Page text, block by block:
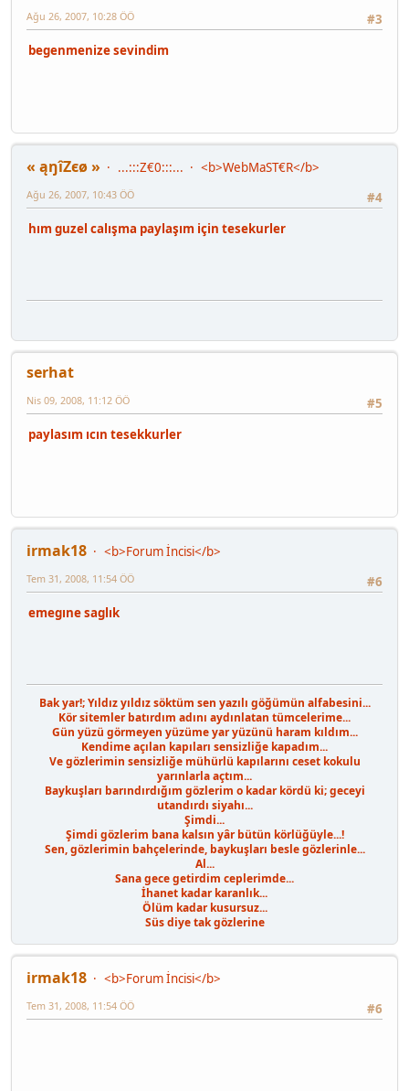
#3
Ağu 26, 2007, 10:28 ÖÖ
begenmenize sevindim
« ąŋîZєø » ...:::Z€0:::...
<b>WebMaST€R</b>
#4
Ağu 26, 2007, 10:43 ÖÖ
hım guzel calışma paylaşım için tesekurler
serhat
#5
Nis 09, 2008, 11:12 ÖÖ
paylasım ıcın tesekkurler
irmak18
<b>Forum İncisi</b>
#6
Tem 31, 2008, 11:54 ÖÖ
emegıne saglık
Bak yar!; Yıldız yıldız söktüm sen yazılı göğümün alfabesini...
Kör sitemler batırdım adını aydınlatan tümcelerime...
Gün yüzü görmeyen yüzüme yar yüzünü haram kıldım...
Kendime açılan kapıları sensizliğe kapadım...
Ve gözlerimin sensizliğe mühürlü kapılarını ceset kokulu
yarınlarla açtım...
Baykuşları barındırdığım gözlerim o kadar kördü ki; geceyi
utandırdı siyahı...
Şimdi...
Şimdi gözlerim bana kalsın yâr bütün körlüğüyle...!
Sen, gözlerimin bahçelerinde, baykuşları besle gözlerinle...
Al...
Sana gece getirdim ceplerimde...
İhanet kadar karanlık...
Ölüm kadar kusursuz...
Süs diye tak gözlerine
irmak18
<b>Forum İncisi</b>
#6
Tem 31, 2008, 11:54 ÖÖ